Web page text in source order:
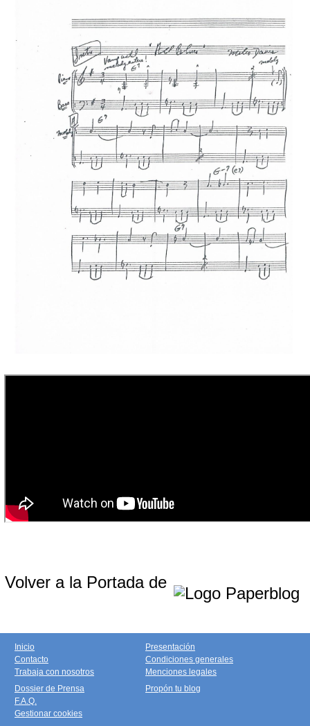
Volver a la Portada de
Inicio
Contacto
Trabaja con nosotros
Presentación
Condiciones generales
Menciones legales
Dossier de Prensa
F.A.Q.
Gestionar cookies
Propón tu blog